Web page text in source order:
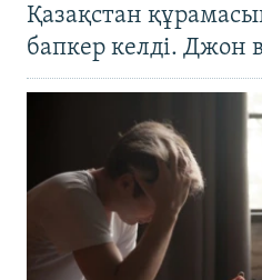
Қазақстан
бапкер келді. Джон